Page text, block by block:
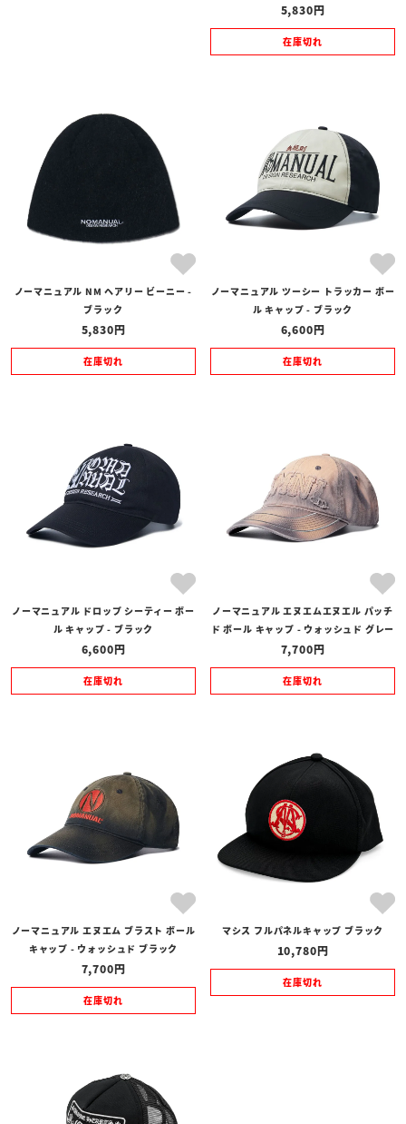
5,830
在庫切れ
ノーマニュアル NM ヘアリー ビーニー -
ブラック
5,830
在庫切れ
ノーマニュアル ツーシー トラッカー ボー
ル キャップ - ブラック
6,600
在庫切れ
ノーマニュアル ドロップ シーティー ボー
ル キャップ - ブラック
6,600
在庫切れ
ノーマニュアル エヌエムエヌエル パッチ
ド ボール キャップ - ウォッシュド グレー
7,700
在庫切れ
ノーマニュアル エヌエム ブラスト ボール
キャップ - ウォッシュド ブラック
7,700
在庫切れ
マシス フルパネルキャップ ブラック
10,780
在庫切れ